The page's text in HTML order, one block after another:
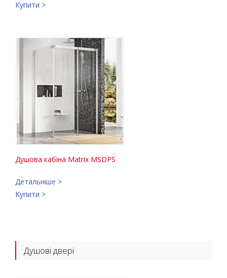
Купити >
Душова кабіна Matrix MSDPS
Детальніше >
Купити >
Душові двері